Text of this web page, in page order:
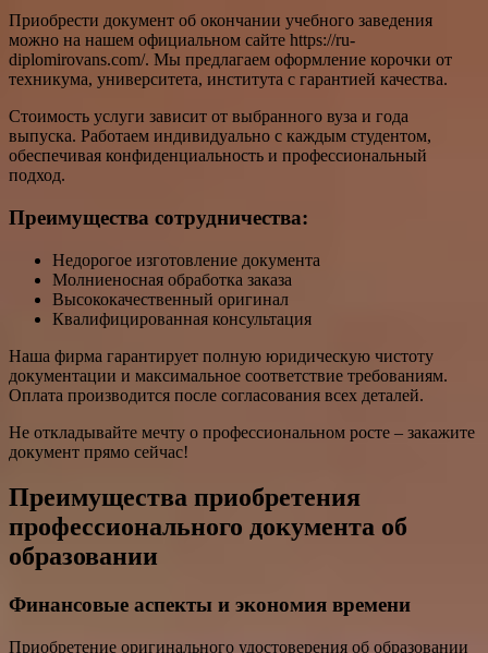
Приобрести документ об окончании учебного заведения
можно на нашем официальном сайте https://ru-
diplomirovans.com/. Мы предлагаем оформление корочки от
техникума, университета, института с гарантией качества.
Стоимость услуги зависит от выбранного вуза и года
выпуска. Работаем индивидуально с каждым студентом,
обеспечивая конфиденциальность и профессиональный
подход.
Преимущества сотрудничества:
Недорогое изготовление документа
Молниеносная обработка заказа
Высококачественный оригинал
Квалифицированная консультация
Наша фирма гарантирует полную юридическую чистоту
документации и максимальное соответствие требованиям.
Оплата производится после согласования всех деталей.
Не откладывайте мечту о профессиональном росте – закажите
документ прямо сейчас!
Преимущества приобретения
профессионального документа об
образовании
Финансовые аспекты и экономия времени
Приобретение оригинального удостоверения об образовании